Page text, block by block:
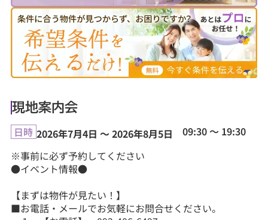
現地案内会
日時 2026年7月4日 ～ 2026年8月5日 09:30 ～ 19:30
※事前に必ず予約してください
●イベント情報●
【まずは物件が見たい！】
■お電話・メールでお気軽にお問合せください。